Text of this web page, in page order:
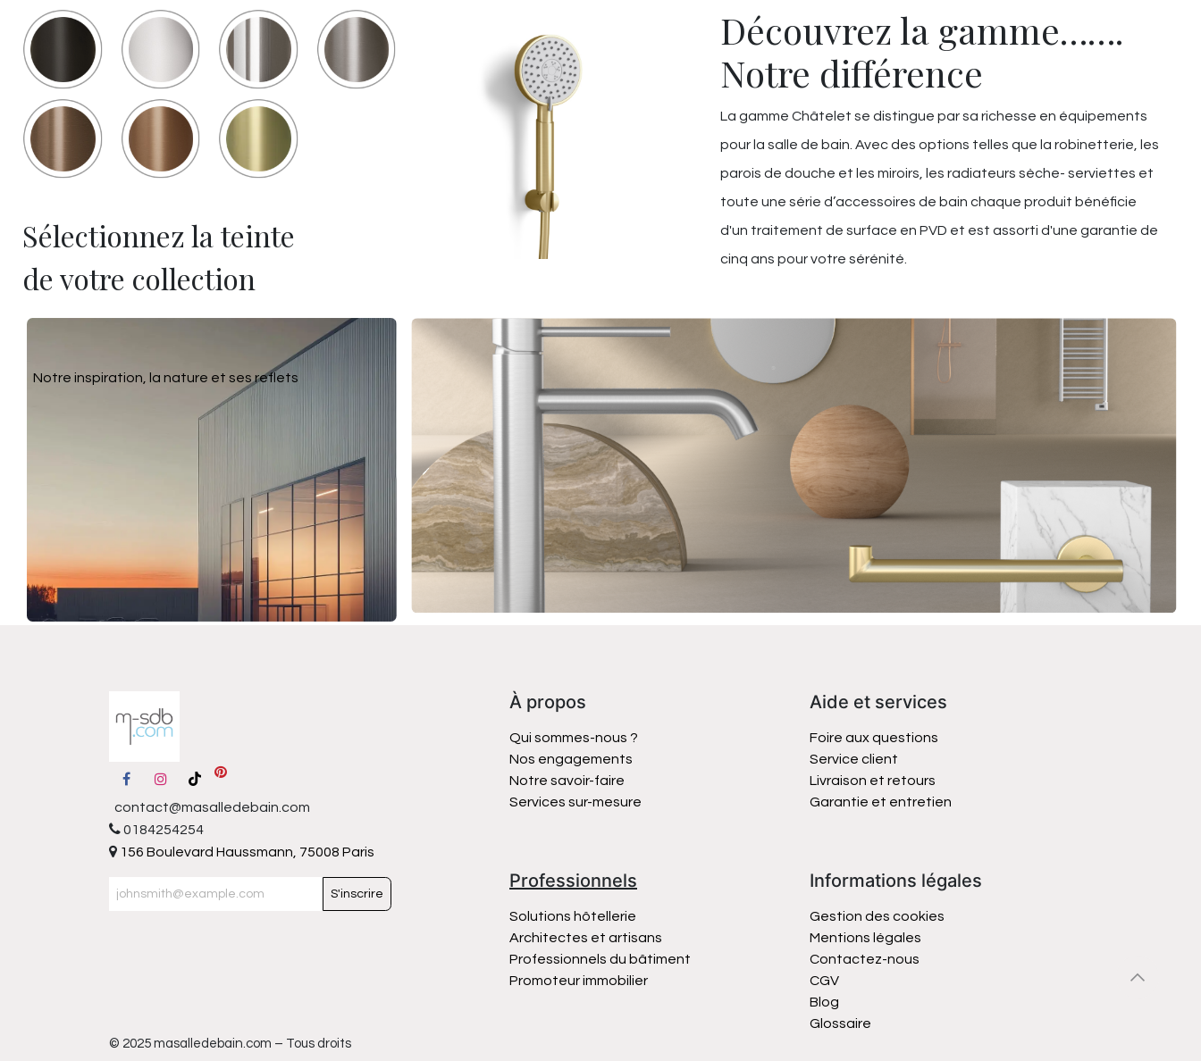
Découvrez la gamme…….
Notre différence
La gamme Châtelet se distingue par sa richesse en équipements
pour la salle de bain. Avec des options telles que la robinetterie, les
parois de douche et les miroirs, les radiateurs sèche- serviettes et
toute une série d’accessoires de bain chaque produit bénéficie
d'un traitement de surface en PVD et est assorti d'une garantie de
cinq ans pour votre sérénité.
Sélectionnez la teinte
de votre collection
Notre inspiration, la nature et ses reflets
contact@masalledebain.com
0184254254
156 Boulevard Haussmann, 75008 Paris
S'inscrire
© 2025 masalledebain.com – Tous droits
Professionnels
Solutions hôtellerie
Architectes et artisans
Professionnels du bâtiment
Promoteur immobilier
À propos
Qui sommes-nous ?
Nos engagements
Notre savoir-faire
Services sur-mesure
Aide et services
Foire aux questions
Service client
Livraison et retours
Garantie et entretien
Informations légales
Gestion des cookies
Mentions légales
Contactez-nous
CGV
Blog
Glossaire